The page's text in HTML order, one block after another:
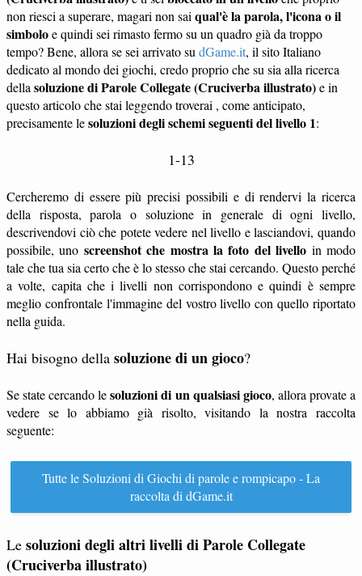
non riesci a superare, magari non sai qual'è la parola, l'icona o il
simboloe quindi sei rimasto fermo su un quadro già da troppo
tempo? Bene, allora se sei arrivato su dGame.it, il sito Italiano
dedicato al mondo dei giochi, credo proprio che su sia alla ricerca
della soluzione di Parole Collegate (Cruciverba illustrato)e in
questo articolo che stai leggendo troverai , come anticipato,
precisamente lesoluzioni degli schemi seguenti del livello 1:
1-13
Cercheremo di essere più precisi possibili e di rendervi la ricerca
della risposta, parola o soluzione in generale di ogni livello,
descrivendovi ciò che potete vedere nel livello e lasciandovi, quando
possibile, uno screenshot che mostra la foto del livello in modo
tale che tua sia certo che è lo stesso che stai cercando. Questo perché
a volte, capita che i livelli non corrispondono e quindi è sempre
meglio confrontale l'immagine del vostro livello con quello riportato
nella guida.
Hai bisogno della soluzione di un gioco?
Se state cercando lesoluzioni di un qualsiasi gioco, allora provate a
vedere se lo abbiamo già risolto, visitando la nostra raccolta
seguente:
Tutte le Soluzioni di Giochi di parole e rompicapo - La
raccolta di dGame.it
Le soluzioni degli altri livelli di Parole Collegate
(Cruciverba illustrato)